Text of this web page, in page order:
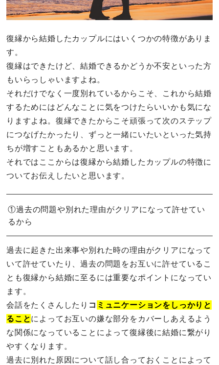
復縁から結婚したカップルにはいくつかの特徴がありま
す。
復縁はできたけど、結婚できるかどうか不安といった方
もいらっしゃいますよね。
それだけでなく一度別れているからこそ、これから結婚
するためにはどんなことに気をつけたらいいかも気にな
りますよね。復縁できたからこそ頑張って次のステップ
につなげたかったり、ずっと一緒にいたいといった気持
ちが増すこともあるかと思います。
それではここからは復縁から結婚したカップルの特徴に
ついてお伝えしたいと思います。
①過去の問題や別れた理由がクリアになって許せてい
るから
過去に起きた出来事や別れた時の理由がクリアになって
いて許せていたり、過去の問題をお互いに許せているこ
とも復縁から結婚に至るには重要なポイントになってい
ます。
会話をたくさんしたり コ ミュニケーションをしっかりと
ることによってお互いの嫌な部分をカバーしあえるよう
な関係になっていることによって復縁後に結婚に繋がり
やすくなります。
過去に別れた原因について話し合っておくことによって